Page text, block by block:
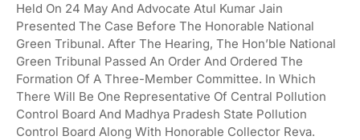
Held On 24 May And Advocate Atul Kumar Jain
Presented The Case Before The Honorable National
Green Tribunal. After The Hearing, The Hon’ble National
Green Tribunal Passed An Order And Ordered The
Formation Of A Three-Member Committee. In Which
There Will Be One Representative Of Central Pollution
Control Board And Madhya Pradesh State Pollution
Control Board Along With Honorable Collector Reva.